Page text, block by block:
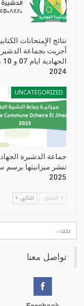
نتائج الإِمتحانات
أجريت بجماعة
2024
UNCATEGORIZED
جماعة الدشيرة
تنشر ميزانيتها برسم
2025
السابق التالي
تواصل معنا